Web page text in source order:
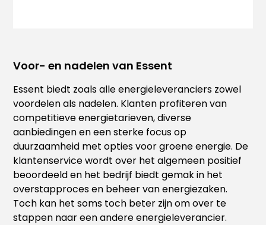
Voor- en nadelen van Essent
Essent biedt zoals alle energieleveranciers zowel
voordelen als nadelen. Klanten profiteren van
competitieve energietarieven, diverse
aanbiedingen en een sterke focus op
duurzaamheid met opties voor groene energie. De
klantenservice wordt over het algemeen positief
beoordeeld en het bedrijf biedt gemak in het
overstapproces en beheer van energiezaken.
Toch kan het soms toch beter zijn om over te
stappen naar een andere energieleverancier.